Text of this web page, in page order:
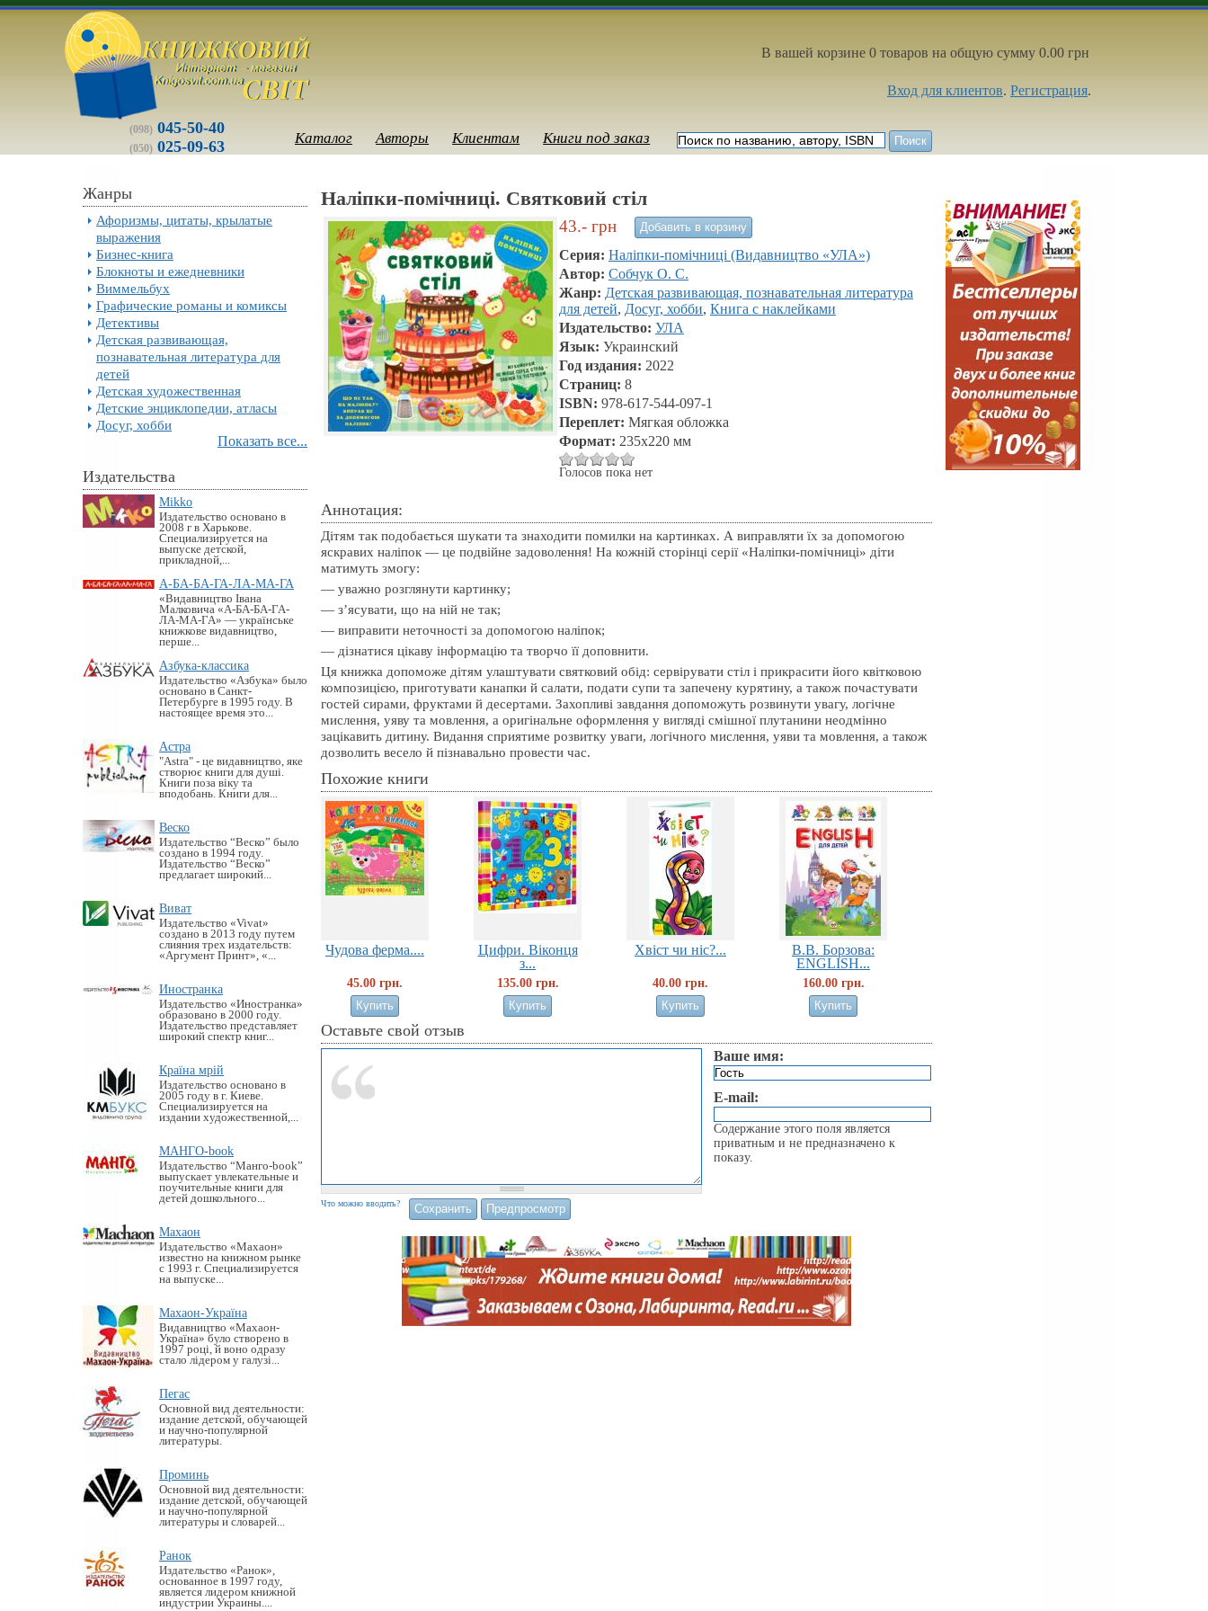
Вход для клиентов. Регистрация.
(098) 045-50-40
(050) 025-09-63
В вашей корзине 0 товаров на общую сумму 0.00 грн
Каталог Авторы Клиентам Книги под заказ
Жанры
Афоризмы, цитаты, крылатые
выражения
Бизнес-книга
Блокноты и ежедневники
Виммельбух
Графические романы и комиксы
Детективы
Детская развивающая,
познавательная литература для
детей
Детская художественная
Детские энциклопедии, атласы
Досуг, хобби
Показать все...
Издательства
Mikko
Издательство основано в
2008 г в Харькове.
Специализируется на
выпуске детской,
прикладной,...
А-БА-БА-ГА-ЛА-МА-ГА
«Видавництво Івана
Малковича «А-БА-БА-ГА-
ЛА-МА-ГА» — українське
книжкове видавництво,
перше...
Азбука-классика
Издательство «Азбука» было
основано в Санкт-
Петербурге в 1995 году. В
настоящее время это...
Астра
"Astra" - це видавництво, яке
створює книги для душі.
Книги поза віку та
вподобань. Книги для...
Веско
Издательство “Веско” было
создано в 1994 году.
Издательство “Веско”
предлагает широкий...
Виват
Издательство «Vivat»
создано в 2013 году путем
слияния трех издательств:
«Аргумент Принт», «...
Иностранка
Издательство «Иностранка»
образовано в 2000 году.
Издательство представляет
широкий спектр книг...
Країна мрій
Издательство основано в
2005 году в г. Киеве.
Специализируется на
издании художественной,...
МАНГО-book
Издательство “Манго-book”
выпускает увлекательные и
поучительные книги для
детей дошкольного...
Махаон
Издательство «Махаон»
известно на книжном рынке
с 1993 г. Специализируется
на выпуске...
Махаон-Україна
Видавництво «Махаон-
Україна» було створено в
1997 році, й воно одразу
стало лідером у галузі...
Пегас
Основной вид деятельности:
издание детской, обучающей
и научно-популярной
литературы.
Проминь
Основной вид деятельности:
издание детской, обучающей
и научно-популярной
литературы и словарей...
Ранок
Издательство «Ранок»,
основанное в 1997 году,
является лидером книжной
индустрии Украины....
Наліпки-помічниці. Святковий стіл
43.- грн
Серия: Наліпки-помічниці (Видавництво «УЛА»)
Автор: Собчук О. С.
Жанр: Детская развивающая, познавательная литература
для детей, Досуг, хобби, Книга с наклейками
Издательство: УЛА
Язык: Украинский
Год издания: 2022
Страниц: 8
ISBN: 978-617-544-097-1
Переплет: Мягкая обложка
Формат: 235х220 мм
Голосов пока нет
Аннотация:
Дітям так подобається шукати та знаходити помилки на картинках. А виправляти їх за допомогою
яскравих наліпок — це подвійне задоволення! На кожній сторінці серії «Наліпки-помічниці» діти
матимуть змогу:
— уважно розглянути картинку;
— з’ясувати, що на ній не так;
— виправити неточності за допомогою наліпок;
— дізнатися цікаву інформацію та творчо її доповнити.
Ця книжка допоможе дітям улаштувати святковий обід: сервірувати стіл і прикрасити його квітковою
композицією, приготувати канапки й салати, подати супи та запечену курятину, а також почастувати
гостей сирами, фруктами й десертами. Захопливі завдання допоможуть розвинути увагу, логічне
мислення, уяву та мовлення, а оригінальне оформлення у вигляді смішної плутанини неодмінно
зацікавить дитину. Видання сприятиме розвитку уваги, логічного мислення, уяви та мовлення, а також
дозволить весело й пізнавально провести час.
Похожие книги
Чудова ферма....
45.00 грн.
Цифри. Віконця
з...
135.00 грн.
Хвіст чи ніс?...
40.00 грн.
В.В. Борзова:
ENGLISH...
160.00 грн.
Оставьте свой отзыв
Ваше имя:
E-mail:
Содержание этого поля является
приватным и не предназначено к
показу.
Что можно вводить?